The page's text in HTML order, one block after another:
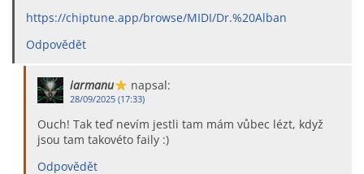
https://chiptune.app/browse/MIDI/Dr.%20Alban
Odpovědět
iarmanu napsal:
28/09/2025 (17:33)
Ouch! Tak teď nevím jestli tam mám vůbec lézt, když
jsou tam takovéto faily :)
Odpovědět